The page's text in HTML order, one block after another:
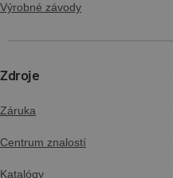
Výrobné závody
Zdroje
Záruka
Centrum znalostí
Katalógy